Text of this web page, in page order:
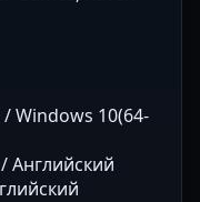
Windows 10(64-
Английский